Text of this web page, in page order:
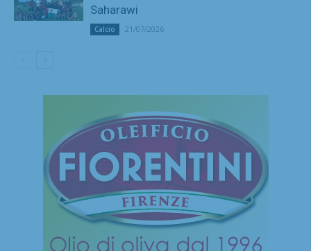
Saharawi
Calcio 21/07/2026